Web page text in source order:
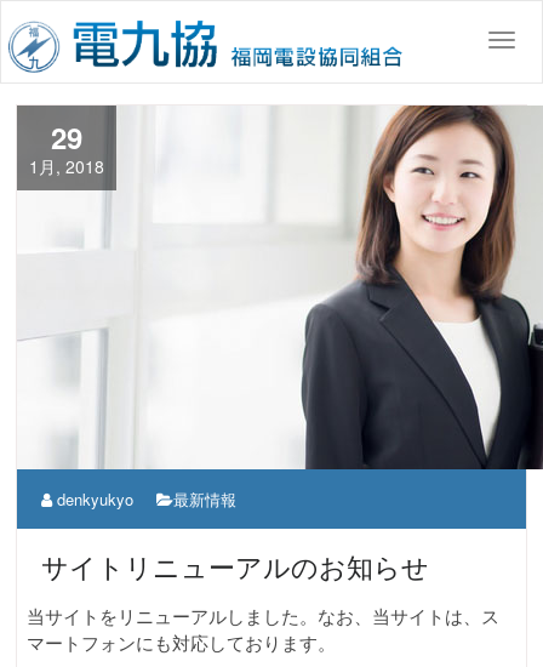
ン
テ
ン
29
1月, 2018
denkyukyo 最新情報
サイトリニューアルのお知らせ
当サイトをリニューアルしました。なお、当サイトは、ス
マートフォンにも対応しております。